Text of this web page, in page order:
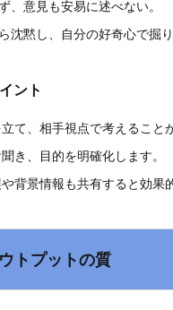
、意見も安易に述べない。
沈黙し、自分の好奇心で掘り
ント
て、相手視点で考えること
き、目的を明確化します。
背景情報も共有すると効果
トプットの質